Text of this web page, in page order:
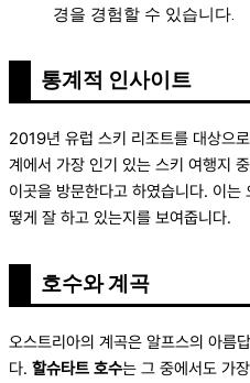
경을 경험할 수 있습니다.
통계적 인사이트
2019년 유럽 스키 리조트를 대상으
계에서 가장 인기 있는 스키 여행지
이곳을 방문한다고 하였습니다. 이는
떻게 잘 하고 있는지를 보여줍니다.
호수와 계곡
오스트리아의 계곡은 알프스의 아름
다. 할슈타트 호수는 그 중에서도 가